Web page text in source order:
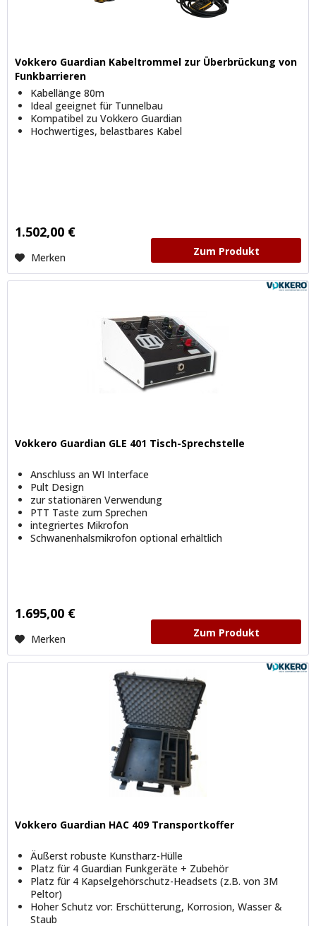
Vokkero Guardian Kabeltrommel zur Überbrückung von
Funkbarrieren
Kabellänge 80m
Ideal geeignet für Tunnelbau
Kompatibel zu Vokkero Guardian
Hochwertiges, belastbares Kabel
1.502,00 €
Merken Zum Produkt
Vokkero Guardian GLE 401 Tisch-Sprechstelle
Anschluss an WI Interface
Pult Design
zur stationären Verwendung
PTT Taste zum Sprechen
integriertes Mikrofon
Schwanenhalsmikrofon optional erhältlich
1.695,00 €
Merken Zum Produkt
Vokkero Guardian HAC 409 Transportkoffer
Äußerst robuste Kunstharz-Hülle
Platz für 4 Guardian Funkgeräte + Zubehör
Platz für 4 Kapselgehörschutz-Headsets (z.B. von 3M
Peltor)
Hoher Schutz vor: Erschütterung, Korrosion, Wasser &
Staub